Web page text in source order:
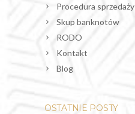
Procedura sprzedaży
Skup banknotów
RODO
Kontakt
Blog
OSTATNIE POSTY